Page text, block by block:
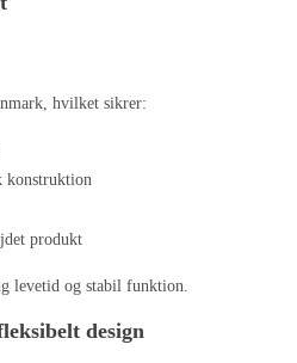
hvilket sikrer:
konstruktion
produkt
levetid og stabil funktion.
design